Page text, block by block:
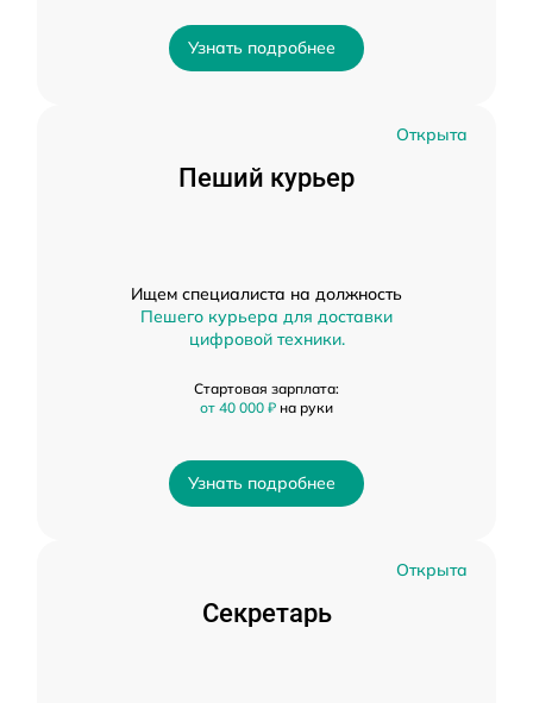
Узнать подробнее
Открыта
Пеший курьер
Ищем специалиста на должность
Пешего курьера для доставки
цифровой техники.
Стартовая зарплата:
от 40 000 ₽ на руки
Узнать подробнее
Открыта
Секретарь